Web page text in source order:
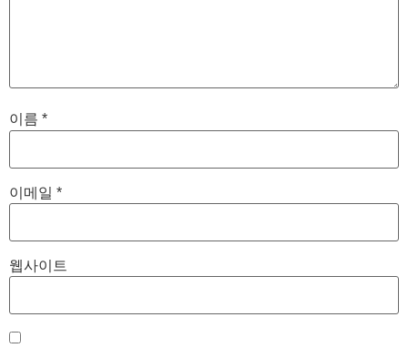
이름 *
이메일 *
웹사이트